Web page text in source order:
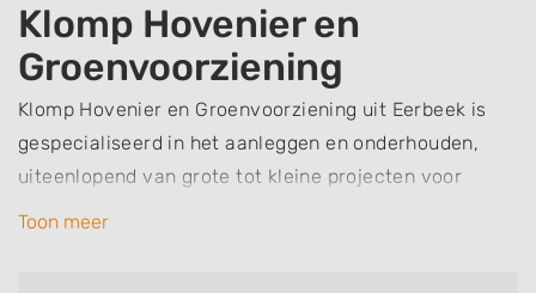
Klomp Hovenier en
Groenvoorziening
Klomp Hovenier en Groenvoorziening uit Eerbeek is
gespecialiseerd in het aanleggen en onderhouden,
uiteenlopend van grote tot kleine projecten voor
zowel particulieren als bedrijven en instellingen.
Toon meer